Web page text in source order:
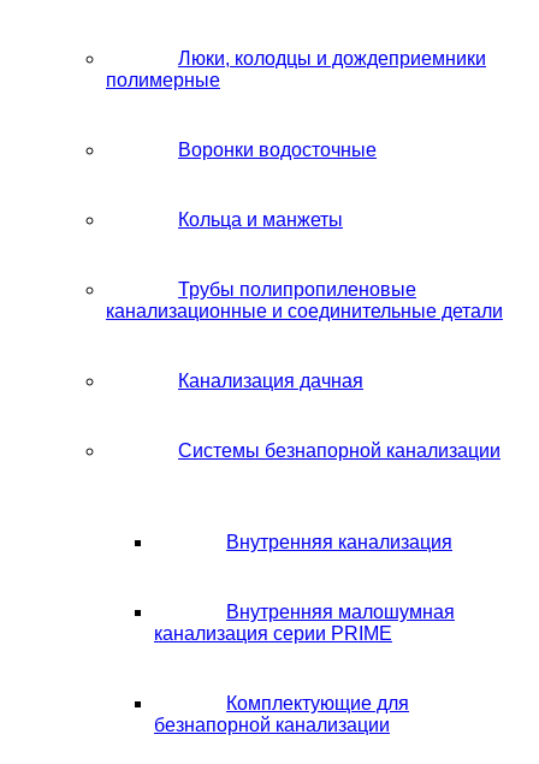
Люки, колодцы и дождеприемники
полимерные
Воронки водосточные
Кольца и манжеты
Трубы полипропиленовые
канализационные и соединительные детали
Канализация дачная
Системы безнапорной канализации
Внутренняя канализация
Внутренняя малошумная
канализация серии PRIME
Комплектующие для
безнапорной канализации